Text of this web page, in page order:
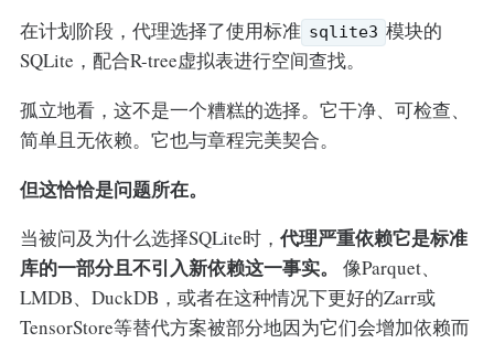
在计划阶段，代理选择了使用标准 sqlite3 模块的
SQLite，配合R-tree虚拟表进行空间查找。
孤立地看，这不是一个糟糕的选择。它干净、可检查、
简单且无依赖。它也与章程完美契合。
但这恰恰是问题所在。
当被问及为什么选择SQLite时， 代理严重依赖它是标准
库的一部分且不引入新依赖这一事实。
像Parquet、
LMDB、DuckDB，或者在这种情况下更好的Zarr或
TensorStore等替代方案被部分地因为它们会增加依赖而